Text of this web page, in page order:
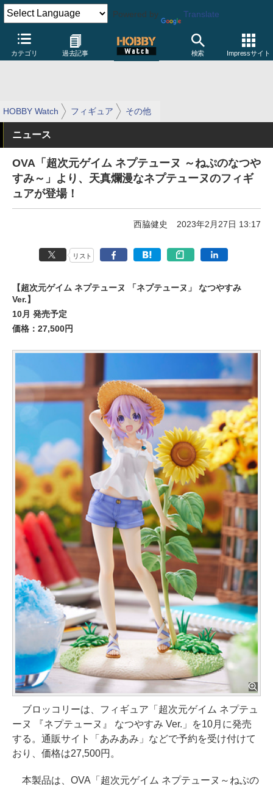
Powered by Translate
カテゴリ 過去記事 検索 Impressサイト
HOBBY Watch フィギュア その他
ニュース
OVA「超次元ゲイム ネプテューヌ ～ねぷのなつや
すみ～」より、天真爛漫なネプテューヌのフィギ
ュアが登場！
西脇健史 2023年2月27日 13:17
リスト
【超次元ゲイム ネプテューヌ 「ネプテューヌ」 なつやすみ
Ver.】
10月 発売予定
価格：27,500円
ブロッコリーは、フィギュア「超次元ゲイム ネプテュ
ーヌ 『ネプテューヌ』 なつやすみ Ver.」を10月に発売
する。通販サイト「あみあみ」などで予約を受け付けて
おり、価格は27,500円。
本製品は、OVA「超次元ゲイム ネプテューヌ～ねぷの